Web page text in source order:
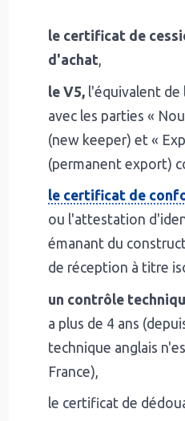
le certificat de
d'achat,
le V5, l'équivalent de
avec les parties «
(new keeper) et «
(permanent export)
le certificat de
ou l'attestation
émanant du
de réception à titre
un contrôle
a plus de 4 ans
technique anglais
France),
le certificat de